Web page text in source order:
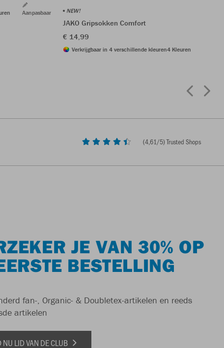
Aanpasbaar NEW!
JAKO Gripsokken Comfort
€ 14,99
Verkrijgbaar in 4 verschillende kleuren4 Kleuren
(4,61/5) Trusted Shops
JE VAN 30% OP
BESTELLING
fan-, Organic- & Doubletex-artikelen en reeds
artikelen
NU LID VAN DE CLUB